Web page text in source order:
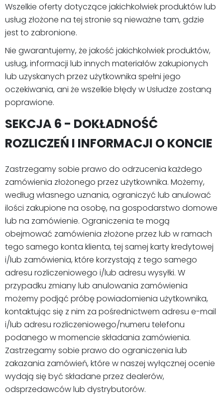
Wszelkie oferty dotyczące jakichkolwiek produktów lub
usług złożone na tej stronie są nieważne tam, gdzie
jest to zabronione.
Nie gwarantujemy, że jakość jakichkolwiek produktów,
usług, informacji lub innych materiałów zakupionych
lub uzyskanych przez użytkownika spełni jego
oczekiwania, ani że wszelkie błędy w Usłudze zostaną
poprawione.
SEKCJA 6 - DOKŁADNOŚĆ
ROZLICZEŃ I INFORMACJI O KONCIE
Zastrzegamy sobie prawo do odrzucenia każdego
zamówienia złożonego przez użytkownika. Możemy,
według własnego uznania, ograniczyć lub anulować
ilości zakupione na osobę, na gospodarstwo domowe
lub na zamówienie. Ograniczenia te mogą
obejmować zamówienia złożone przez lub w ramach
tego samego konta klienta, tej samej karty kredytowej
i/lub zamówienia, które korzystają z tego samego
adresu rozliczeniowego i/lub adresu wysyłki. W
przypadku zmiany lub anulowania zamówienia
możemy podjąć próbę powiadomienia użytkownika,
kontaktując się z nim za pośrednictwem adresu e-mail
i/lub adresu rozliczeniowego/numeru telefonu
podanego w momencie składania zamówienia.
Zastrzegamy sobie prawo do ograniczenia lub
zakazania zamówień, które w naszej wyłącznej ocenie
wydają się być składane przez dealerów,
odsprzedawców lub dystrybutorów.